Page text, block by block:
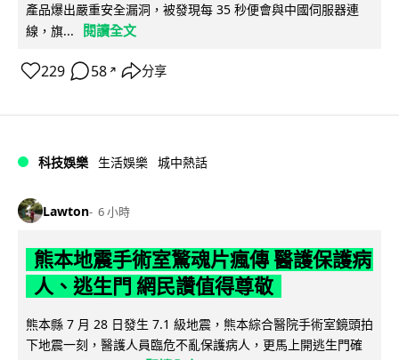
產品爆出嚴重安全漏洞，被發現每 35 秒便會與中國伺服器連
線，旗...
閱讀全文
229 58 ↗ 分享
科技娛樂 生活娛樂 城中熱話
Lawton 6 小時
熊本地震手術室驚魂片瘋傳 醫護保護病
人、逃生門 網民讚值得尊敬
熊本縣 7 月 28 日發生 7.1 級地震，熊本綜合醫院手術室鏡頭拍
下地震一刻，醫護人員臨危不亂保護病人，更馬上開逃生門確